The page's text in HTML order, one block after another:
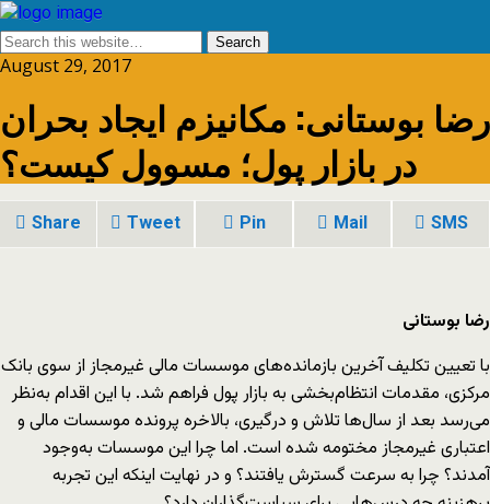
August 29, 2017
رضا بوستانی: مکانیزم ایجاد بحران
در بازار پول؛ مسوول کیست؟
Share Tweet Pin Mail SMS
رضا بوستانی
با تعیین تکلیف آخرین بازمانده‌های موسسات مالی غیرمجاز از سوی بانک
مرکزی، مقدمات انتظام‌بخشی به بازار پول فراهم شد. با این اقدام به‌نظر
می‌رسد بعد از سال‌ها تلاش و درگیری، بالاخره پرونده موسسات مالی و
اعتباری غیرمجاز مختومه شده است. اما چرا این موسسات به‌وجود
آمدند؟ چرا به سرعت گسترش یافتند؟ و در نهایت اینکه این تجربه